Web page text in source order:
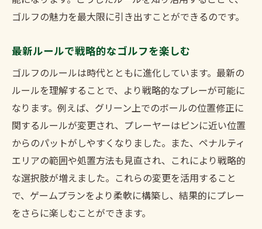
ゴルフの魅力を最大限に引き出すことができるのです。
最新ルールで戦略的なゴルフを楽しむ
ゴルフのルールは時代とともに進化しています。最新の
ルールを理解することで、より戦略的なプレーが可能に
なります。例えば、グリーン上でのボールの位置修正に
関するルールが変更され、プレーヤーはピンに近い位置
からのパットがしやすくなりました。また、ペナルティ
エリアの範囲や処置方法も見直され、これにより戦略的
な選択肢が増えました。これらの変更を活用すること
で、ゲームプランをより柔軟に構築し、結果的にプレー
をさらに楽しむことができます。